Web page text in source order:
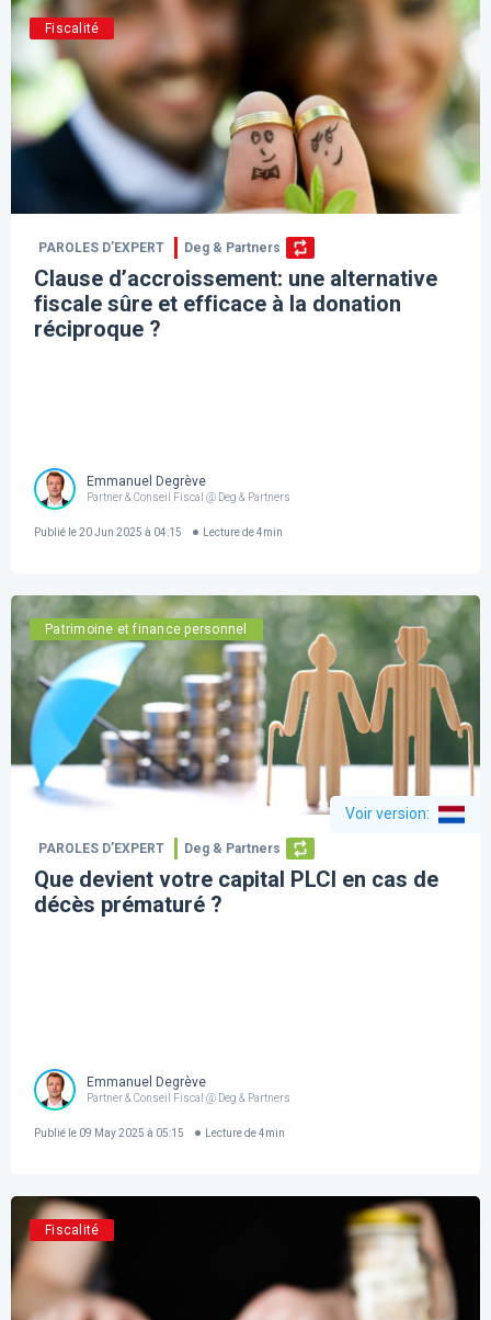
Fiscalité
PAROLES D’EXPERT Deg & Partners
Clause d’accroissement: une alternative
fiscale sûre et efficace à la donation
réciproque ?
Emmanuel Degrève
Partner & Conseil Fiscal @ Deg & Partners
Publié le20 Jun 2025 à 04:15 Lecture de 4min
Patrimoine et finance personnel
Voir version:
PAROLES D’EXPERT Deg & Partners
Que devient votre capital PLCI en cas de
décès prématuré ?
Emmanuel Degrève
Partner & Conseil Fiscal @ Deg & Partners
Publié le 09 May 2025 à 05:15 Lecture de 4min
Fiscalité